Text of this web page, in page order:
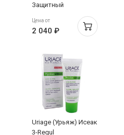
Защитный
восстанавливающий
крем для детей и
взрослых 75 мл
Цена от
2 040 ₽
Uriage (Урьяж) Исеак
3-Regul